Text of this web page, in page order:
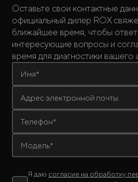
Оставьте свои контактные
официальный дилер ROX
ближайшее время, чтобы
интересующие вопросы и
время для диагностики вашего
Имя*
Адрес электронной почты
Телефон*
Модель*
Я даю согласие на обработку